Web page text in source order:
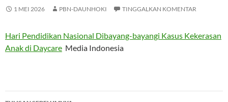
1 MEI 2026 PBN-DAUNHOKI TINGGALKAN KOMENTAR
Hari Pendidikan Nasional Dibayang-bayangi Kasus Kekerasan
Anak di Daycare Media Indonesia